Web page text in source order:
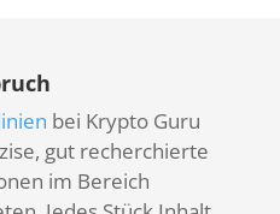
bei Krypto Guru
gut recherchierte
im Bereich